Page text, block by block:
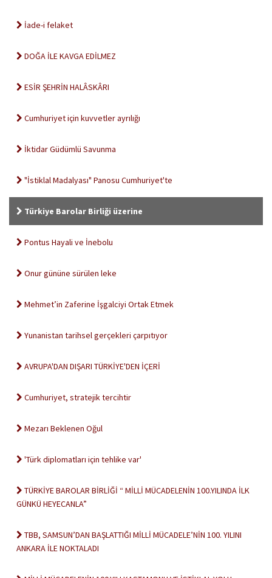
İade-i felaket
DOĞA İLE KAVGA EDİLMEZ
ESİR ŞEHRİN HALÂSKÂRI
Cumhuriyet için kuvvetler ayrılığı
İktidar Güdümlü Savunma
"İstiklal Madalyası" Panosu Cumhuriyet'te
Türkiye Barolar Birliği üzerine
Pontus Hayali ve İnebolu
Onur gününe sürülen leke
Mehmet’in Zaferine İşgalciyi Ortak Etmek
Yunanistan tarihsel gerçekleri çarpıtıyor
AVRUPA'DAN DIŞARI TÜRKİYE'DEN İÇERİ
Cumhuriyet, stratejik tercihtir
Mezarı Beklenen Oğul
'Türk diplomatları için tehlike var'
TÜRKİYE BAROLAR BİRLİĞİ “ MİLLİ MÜCADELENİN 100.YILINDA İLK
GÜNKÜ HEYECANLA”
TBB, SAMSUN’DAN BAŞLATTIĞI MİLLİ MÜCADELE’NİN 100. YILINI
ANKARA İLE NOKTALADI